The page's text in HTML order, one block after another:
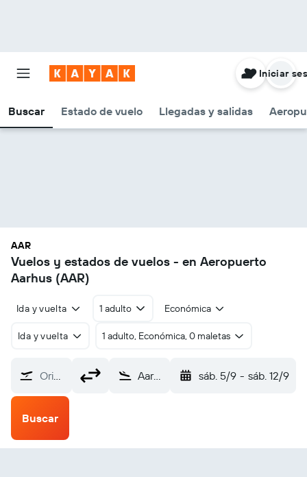
Buscar Estado de vuelo Llegadas y salidas
Iniciar
AAR
Vuelos y estados de vuelos - en Aeropuerto
Aarhus (AAR)
Ida y vuelta 1 adulto Económica
Ida y vuelta 1 adulto, Económica, 0 maletas
Origen Aarhus (AAR) sáb. 5/9 - sáb. 12/9
Buscar